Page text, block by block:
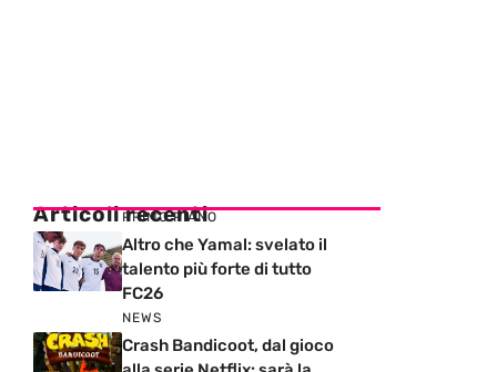
Articoli recenti
PRIMO PIANO
Altro che Yamal: svelato il
talento più forte di tutto
FC26
NEWS
Crash Bandicoot, dal gioco